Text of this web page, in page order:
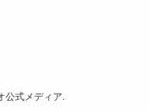
公式メディア.